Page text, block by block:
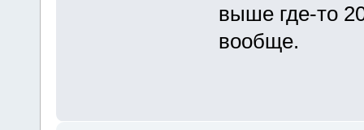
выше где-то
вообще.